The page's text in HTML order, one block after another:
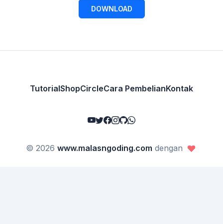
DOWNLOAD
TutorialShopCircleCara PembelianKontak
© 2026 www.malasngoding.com dengan